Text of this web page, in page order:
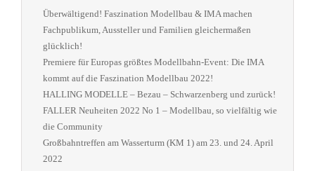
Überwältigend! Faszination Modellbau & IMA machen
Fachpublikum, Aussteller und Familien gleichermaßen
glücklich!
Premiere für Europas größtes Modellbahn-Event: Die IMA
kommt auf die Faszination Modellbau 2022!
HALLING MODELLE – Bezau – Schwarzenberg und zurück!
FALLER Neuheiten 2022 No 1 – Modellbau, so vielfältig wie
die Community
Großbahntreffen am Wasserturm (KM 1) am 23. und 24. April
2022